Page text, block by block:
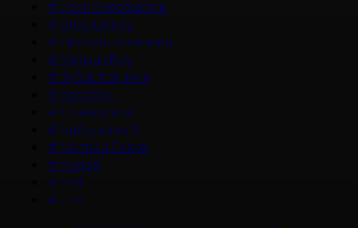
# Иван Охлобыстин
# Влад Ценев
#Любовь Аксенова
# Милана Бру
#Зубастая няня
# Колобок
# Смешарики
# Чебурашка 3
# Матвей Лыков
#Холод
# НМГ
# док